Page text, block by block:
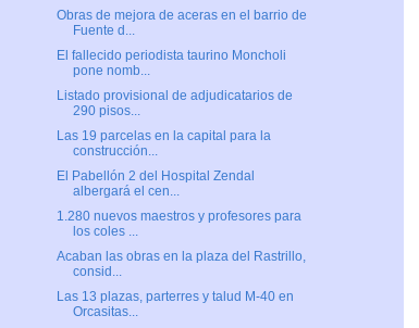
Obras de mejora de aceras en el barrio de
Fuente d...
El fallecido periodista taurino Moncholi
pone nomb...
Listado provisional de adjudicatarios de
290 pisos...
Las 19 parcelas en la capital para la
construcción...
El Pabellón 2 del Hospital Zendal
albergará el cen...
1.280 nuevos maestros y profesores para
los coles ...
Acaban las obras en la plaza del Rastrillo,
consid...
Las 13 plazas, parterres y talud M-40 en
Orcasitas...